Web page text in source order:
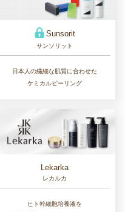
Sunsorit
サンソリット
日本人の繊細な肌質に合わせた
ケミカルピーリング
Lekarka
レカルカ
ヒト幹細胞培養液を